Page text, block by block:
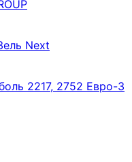
Next
2217, 2752 Евро-3